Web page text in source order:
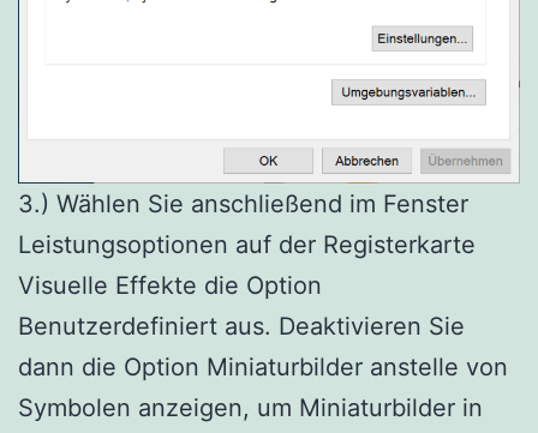
3.) Wählen Sie anschließend im Fenster
Leistungsoptionen auf der Registerkarte
Visuelle Effekte die Option
Benutzerdefiniert aus. Deaktivieren Sie
dann die Option Miniaturbilder anstelle von
Symbolen anzeigen, um Miniaturbilder in